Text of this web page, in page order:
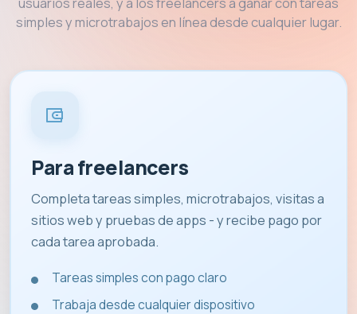
simples y microtrabajos en línea desde cualquier lugar.
Para freelancers
Completa tareas simples, microtrabajos, visitas a
sitios web y pruebas de apps - y recibe pago por
cada tarea aprobada.
Tareas simples con pago claro
Trabaja desde cualquier dispositivo